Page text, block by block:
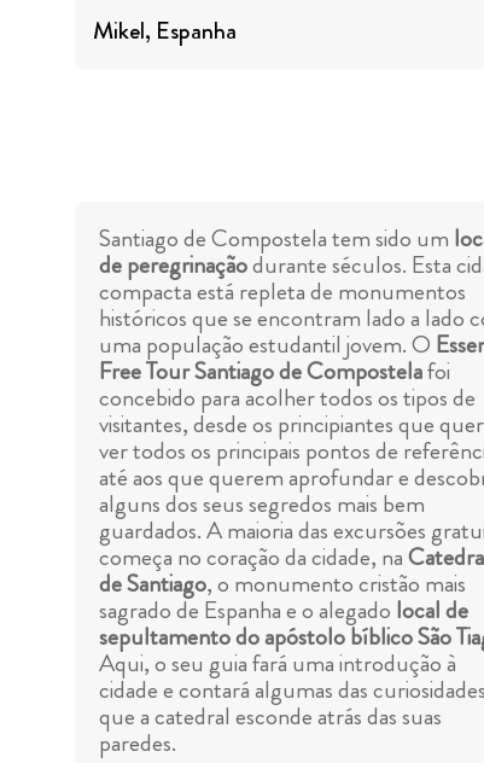
Mikel, Espanha
Santiago de Compostela tem sido um
de peregrinaçãodurante séculos. Esta
compacta está repleta de monumentos
históricos que se encontram lado a lado
uma população estudantil jovem. O
Free Tour Santiago de Compostelafoi
concebido para acolher todos os tipos de
visitantes, desde os principiantes que
ver todos os principais pontos de
até aos que querem aprofundar e
alguns dos seus segredos mais bem
guardados. A maioria das excursões
começa no coração da cidade, na
de Santiago, o monumento cristão mais
sagrado de Espanha e o alegado local de
sepultamento do apóstolo bíblico São
Aqui, o seu guia fará uma introdução à
cidade e contará algumas das curiosidades
que a catedral esconde atrás das suas
paredes.